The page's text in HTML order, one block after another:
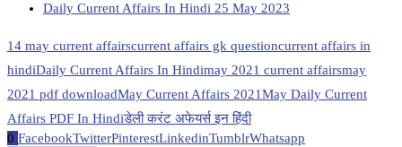
Daily Current Affairs In Hindi 25 May 2023
14 may current affairscurrent affairs gk questioncurrent affairs in
hindiDaily Current Affairs In Hindimay 2021 current affairsmay
2021 pdf downloadMay Current Affairs 2021May Daily Current
Affairs PDF In Hindiडेली करंट अफेयर्स इन हिंदी
0 FacebookTwitterPinterestLinkedinTumblrWhatsapp